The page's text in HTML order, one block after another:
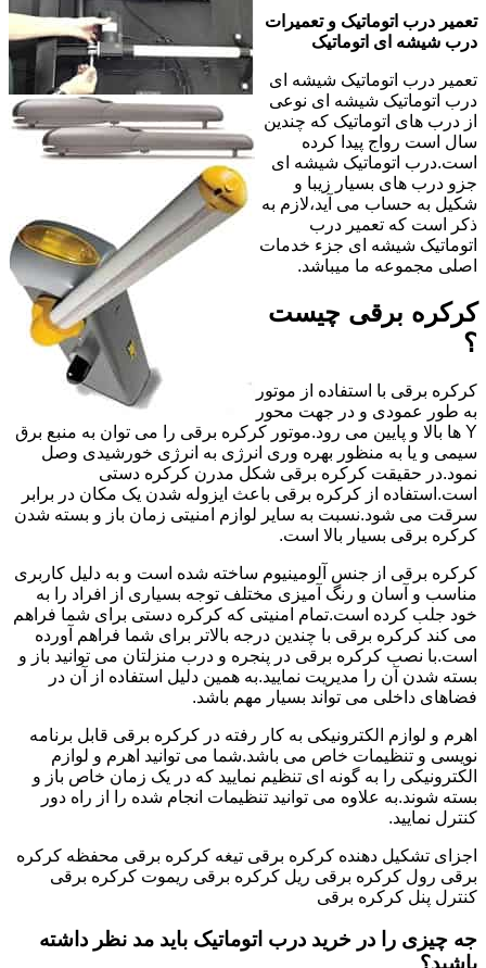
تعمیر درب اتوماتیک و تعمیرات
درب شیشه ای اتوماتیک
تعمیر درب اتوماتیک شیشه ای
درب اتوماتیک شیشه ای نوعی
از درب های اتوماتیک که چندین
سال است رواج پیدا کرده
است.درب اتوماتیک شیشه ای
جزو درب های بسیار زیبا و
شکیل به حساب می آید،لازم به
ذکر است که تعمیر درب
اتوماتیک شیشه ای جزء خدمات
اصلی مجموعه ما میباشد.
کرکره برقی چیست
؟
کرکره برقی با استفاده از موتور
به طور عمودی و در جهت محور
Y ها بالا و پایین می رود.موتور کرکره برقی را می توان به منبع برق
سیمی و یا به منظور بهره وری انرژی به انرژی خورشیدی وصل
نمود.در حقیقت کرکره برقی شکل مدرن کرکره دستی
است.استفاده از کرکره برقی باعث ایزوله شدن یک مکان در برابر
سرقت می شود.نسبت به سایر لوازم امنیتی زمان باز و بسته شدن
کرکره برقی بسیار بالا است.
کرکره برقی از جنس آلومینیوم ساخته شده است و به دلیل کاربری
مناسب و آسان و رنگ آمیزی مختلف توجه بسیاری از افراد را به
خود جلب کرده است.تمام امنیتی که کرکره دستی برای شما فراهم
می کند کرکره برقی با چندین درجه بالاتر برای شما فراهم آورده
است.با نصب کرکره برقی در پنجره و درب منزلتان می توانید باز و
بسته شدن آن را مدیریت نمایید.به همین دلیل استفاده از آن در
فضاهای داخلی می تواند بسیار مهم باشد.
اهرم و لوازم الکترونیکی به کار رفته در کرکره برقی قابل برنامه
نویسی و تنظیمات خاص می باشد.شما می توانید اهرم و لوازم
الکترونیکی را به گونه ای تنظیم نمایید که در یک زمان خاص باز و
بسته شوند.به علاوه می توانید تنظیمات انجام شده را از راه دور
کنترل نمایید.
اجزای تشکیل دهنده کرکره برقی تیغه کرکره برقی محفظه کرکره
برقی رول کرکره برقی ریل کرکره برقی ریموت کرکره برقی
کنترل پنل کرکره برقی
جه چیزی را در خرید درب اتوماتیک باید مد نظر داشته
باشید؟